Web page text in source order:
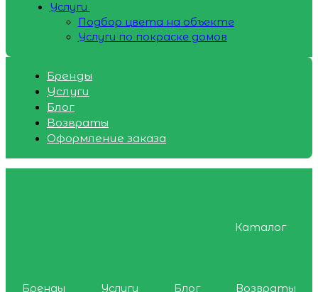
Услуги
Подбор цвета на объекте
Услуги по покраске домов
Бренды
Услуги
Блог
Возвраты
Оформление заказа
Каталог
Бренды Услуги Блог
Возвраты